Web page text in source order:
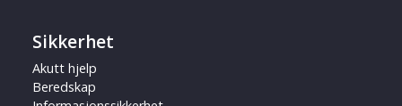
Sikkerhet
Akutt hjelp
Beredskap